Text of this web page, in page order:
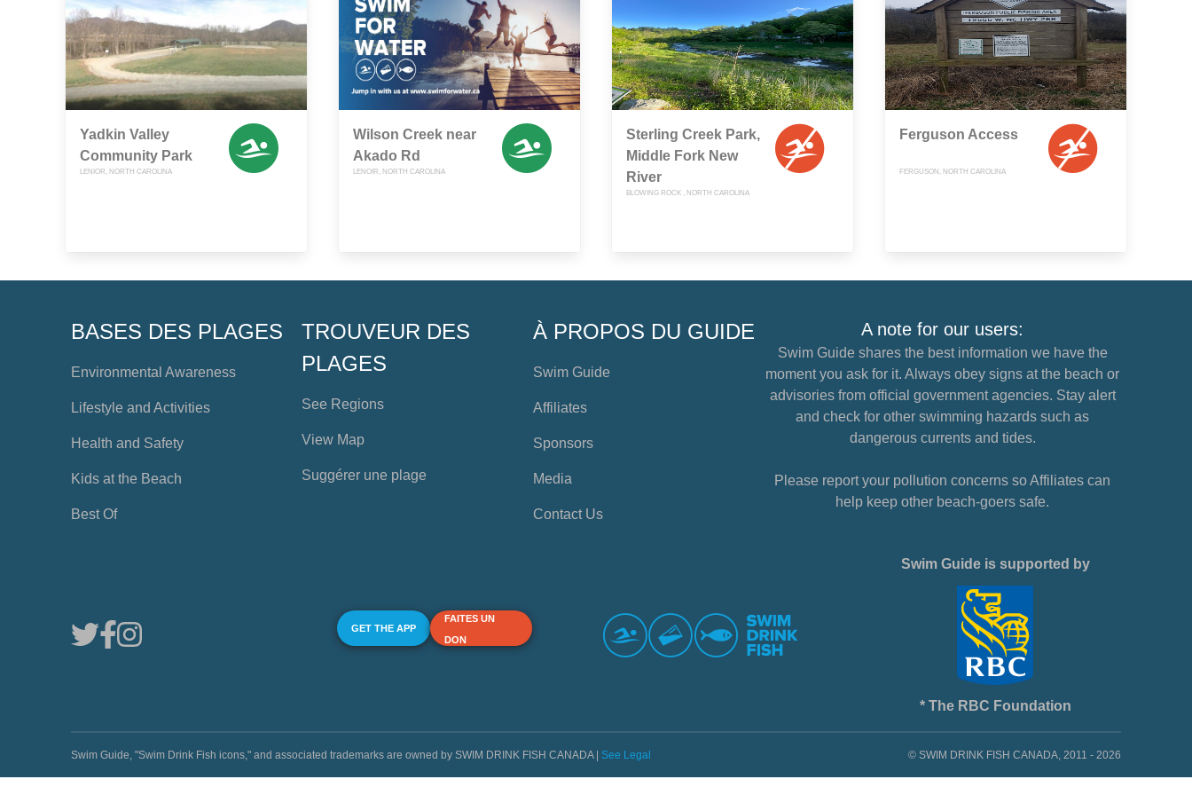
Yadkin Valley
Community Park
LENIOR, NORTH CAROLINA
Wilson Creek near
Akado Rd
LENOIR, NORTH CAROLINA
Sterling Creek Park,
Middle Fork New
River
BLOWING ROCK , NORTH CAROLINA
Ferguson Access
FERGUSON, NORTH CAROLINA
BASES DES PLAGES
Environmental Awareness
Lifestyle and Activities
Health and Safety
Kids at the Beach
Best Of
TROUVEUR DES
PLAGES
See Regions
View Map
Suggérer une plage
À PROPOS DU GUIDE
Swim Guide
Affiliates
Sponsors
Media
Contact Us
A note for our users:
Swim Guide shares the best information we have the
moment you ask for it. Always obey signs at the beach or
advisories from official government agencies. Stay alert
and check for other swimming hazards such as
dangerous currents and tides.
Please report your pollution concerns so Affiliates can
help keep other beach-goers safe.
GET THE APP
FAITES UN
DON
Swim Guide is supported by
* The RBC Foundation
Swim Guide, "Swim Drink Fish icons," and associated trademarks are owned by SWIM DRINK FISH CANADA | See Legal © SWIM DRINK FISH CANADA, 2011 - 2026